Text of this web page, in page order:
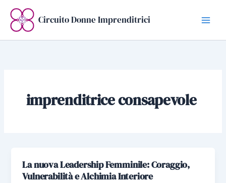
contenuto
Circuito Donne Imprenditrici
imprenditrice consapevole
La nuova Leadership Femminile: Coraggio,
Vulnerabilità e Alchimia Interiore